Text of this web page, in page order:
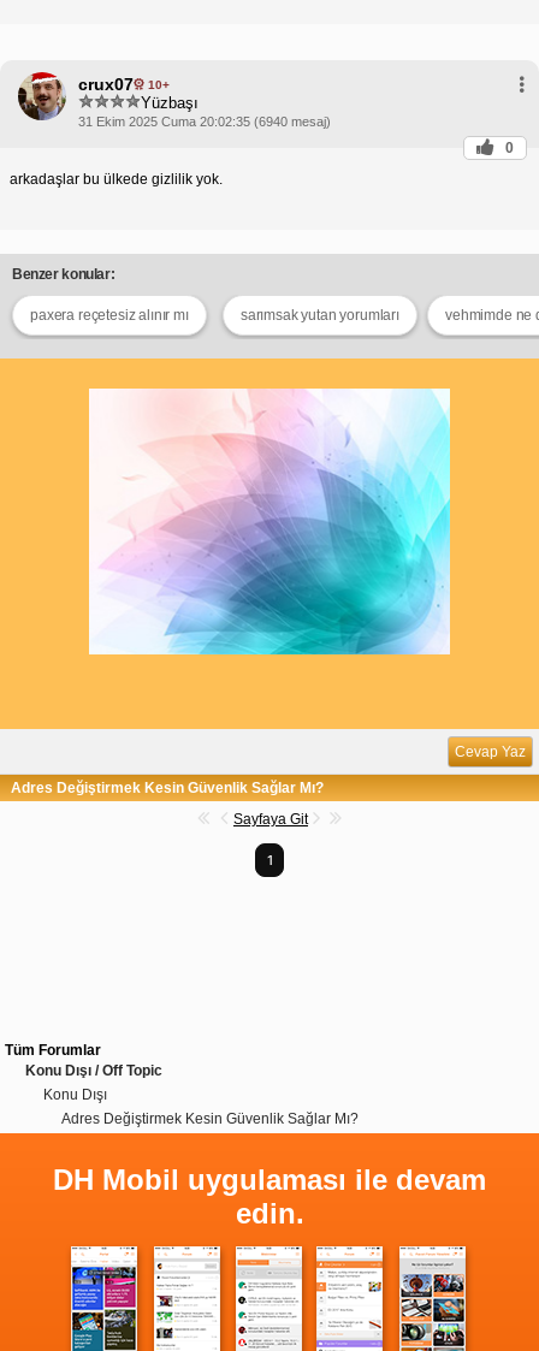
crux07 10+
Yüzbaşı
31 Ekim 2025 Cuma 20:02:35 (6940 mesaj)
0
arkadaşlar bu ülkede gizlilik yok.
Benzer konular:
paxera reçetesiz alınır mı sarımsak yutan yorumları vehmimde ne
Cevap Yaz
Adres Değiştirmek Kesin Güvenlik Sağlar Mı?
Sayfaya Git
1
Tüm Forumlar
Konu Dışı / Off Topic
Konu Dışı
Adres Değiştirmek Kesin Güvenlik Sağlar Mı?
DH Mobil uygulaması ile devam
edin.